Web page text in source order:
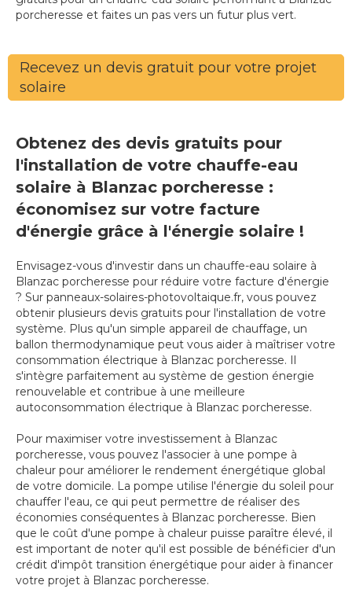
porcheresse et faites un pas vers un futur plus vert.
Recevez un devis gratuit pour votre projet
solaire
Obtenez des devis gratuits pour
l'installation de votre chauffe-eau
solaire à Blanzac porcheresse :
économisez sur votre facture
d'énergie grâce à l'énergie solaire !
Envisagez-vous d'investir dans un chauffe-eau solaire à
Blanzac porcheresse pour réduire votre facture d'énergie
? Sur panneaux-solaires-photovoltaique.fr, vous pouvez
obtenir plusieurs devis gratuits pour l'installation de votre
système. Plus qu'un simple appareil de chauffage, un
ballon thermodynamique peut vous aider à maîtriser votre
consommation électrique à Blanzac porcheresse. Il
s'intègre parfaitement au système de gestion énergie
renouvelable et contribue à une meilleure
autoconsommation électrique à Blanzac porcheresse.
Pour maximiser votre investissement à Blanzac
porcheresse, vous pouvez l'associer à une pompe à
chaleur pour améliorer le rendement énergétique global
de votre domicile. La pompe utilise l'énergie du soleil pour
chauffer l'eau, ce qui peut permettre de réaliser des
économies conséquentes à Blanzac porcheresse. Bien
que le coût d'une pompe à chaleur puisse paraître élevé, il
est important de noter qu'il est possible de bénéficier d'un
crédit d'impôt transition énergétique pour aider à financer
votre projet à Blanzac porcheresse.